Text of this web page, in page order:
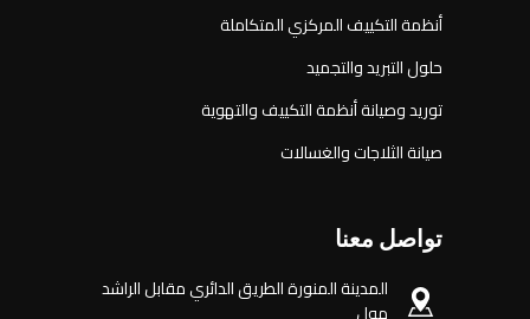
أنظمة التكييف المركزي المتكاملة
حلول التبريد والتجميد
توريد وصيانة أنظمة التكييف والتهوية
صيانة الثلاجات والغسالات
تواصل معنا
المدينة المنورة الطريق الدائري مقابل الراشد